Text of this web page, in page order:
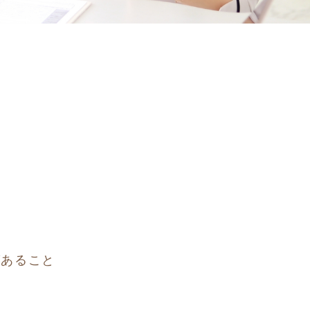
ること